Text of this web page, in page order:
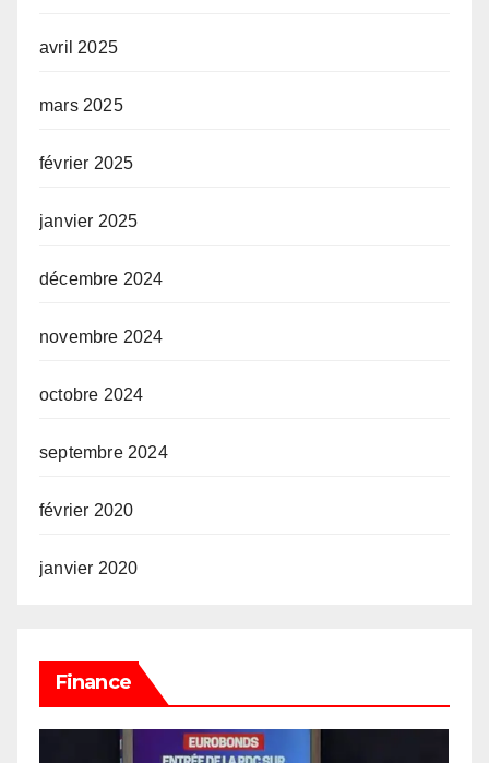
avril 2025
mars 2025
février 2025
janvier 2025
décembre 2024
novembre 2024
octobre 2024
septembre 2024
février 2020
janvier 2020
Finance